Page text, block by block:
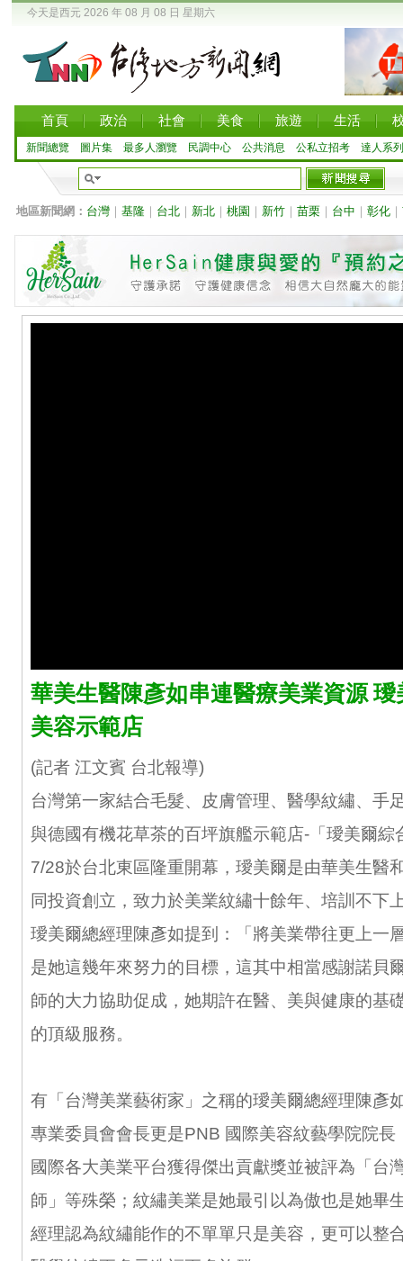
今天是西元 2026 年 08 月 08 日 星期六
首頁 政治 社會 美食 旅遊 生活
新聞總覽 圖片集 最多人瀏覽 民調中心 公共消息 公私立招考 達人系列
地區新聞網： 台灣｜ 基隆｜ 台北｜ 新北｜ 桃園 新竹｜ 苗栗｜ 台中 彰化｜
華美生醫陳彥如串連醫療美業資源
美容示範店
(記者 江文賓 台北報導)
台灣第一家結合毛髮、皮膚管理、醫學紋繡、手
與德國有機花草茶的百坪旗艦示範店-「璦美爾綜
7/28於台北東區隆重開幕，璦美爾是由華美生醫
同投資創立，致力於美業紋繡十餘年、培訓不下
璦美爾總經理陳彥如提到：「將美業帶往更上一
是她這幾年來努力的目標，這其中相當感謝諾貝
師的大力協助促成，她期許在醫、美與健康的基
的頂級服務。
有「台灣美業藝術家」之稱的璦美爾總經理陳彥
專業委員會會長更是PNB 國際美容紋藝學院院
國際各大美業平台獲得傑出貢獻獎並被評為「台
師」等殊榮；紋繡美業是她最引以為傲也是她畢
經理認為紋繡能作的不單單只是美容，更可以整